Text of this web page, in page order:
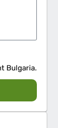
Bulgaria.